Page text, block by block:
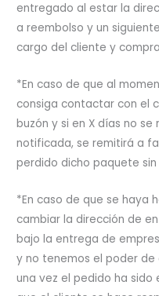
entregado al estar la
a reembolso y un
cargo del cliente y
*En caso de que al
consiga contactar con el
buzón y si en X días no
notificada, se remitirá a
perdido dicho paquete
*En caso de que se haya
cambiar la dirección de
bajo la entrega de
y no tenemos el poder
una vez el pedido ha sido